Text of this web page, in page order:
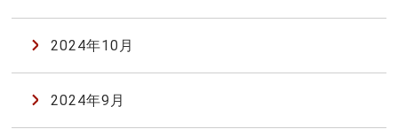
2024年10月
2024年9月